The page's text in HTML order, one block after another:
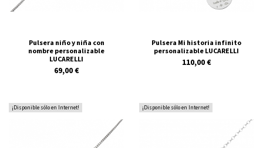
Pulsera niño y niña con
nombre personalizable
LUCARELLI
69,00 €
Pulsera Mi historia infinito
personalizable LUCARELLI
110,00 €
¡Disponible sólo en Internet! ¡Disponible sólo en Internet!